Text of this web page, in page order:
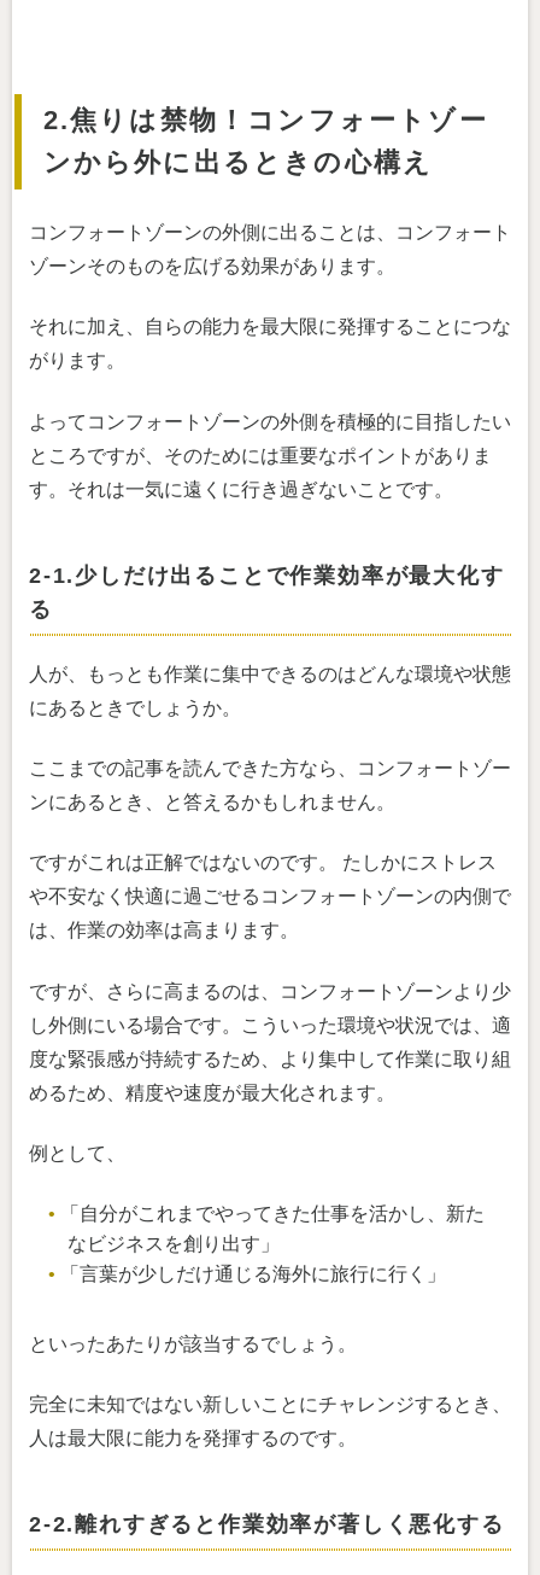
2.焦りは禁物！コンフォートゾー
ンから外に出るときの心構え
コンフォートゾーンの外側に出ることは、コンフォート
ゾーンそのものを広げる効果があります。
それに加え、自らの能力を最大限に発揮することにつな
がります。
よってコンフォートゾーンの外側を積極的に目指したい
ところですが、そのためには重要なポイントがありま
す。それは一気に遠くに行き過ぎないことです。
2-1.少しだけ出ることで作業効率が最大化す
る
人が、もっとも作業に集中できるのはどんな環境や状態
にあるときでしょうか。
ここまでの記事を読んできた方なら、コンフォートゾー
ンにあるとき、と答えるかもしれません。
ですがこれは正解ではないのです。 たしかにストレス
や不安なく快適に過ごせるコンフォートゾーンの内側で
は、作業の効率は高まります。
ですが、さらに高まるのは、コンフォートゾーンより少
し外側にいる場合です。こういった環境や状況では、適
度な緊張感が持続するため、より集中して作業に取り組
めるため、精度や速度が最大化されます。
例として、
「自分がこれまでやってきた仕事を活かし、新た
なビジネスを創り出す」
「言葉が少しだけ通じる海外に旅行に行く」
といったあたりが該当するでしょう。
完全に未知ではない新しいことにチャレンジするとき、
人は最大限に能力を発揮するのです。
2-2.離れすぎると作業効率が著しく悪化する